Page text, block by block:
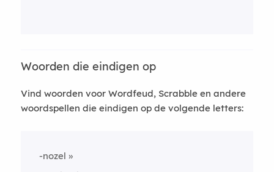
Woorden die eindigen op
Vind woorden voor Wordfeud, Scrabble en andere
woordspellen die eindigen op de volgende letters:
-nozel